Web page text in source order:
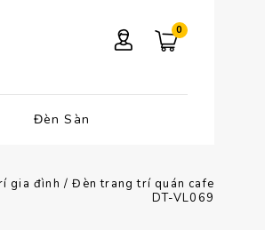
0
Đèn Sàn
gia đình /Đèn trang trí quán cafe
DT-VL069